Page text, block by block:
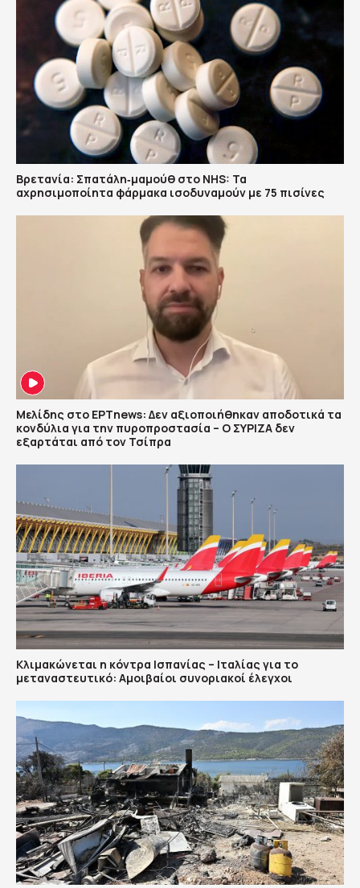
Βρετανία: Σπατάλη‑μαμούθ στο NHS: Τα
αχρησιμοποίητα φάρμακα ισοδυναμούν με 75 πισίνες
Μελίδης στο ΕΡΤnews: Δεν αξιοποιήθηκαν αποδοτικά τα
κονδύλια για την πυροπροστασία – Ο ΣΥΡΙΖΑ δεν
εξαρτάται από τον Τσίπρα
Κλιμακώνεται η κόντρα Ισπανίας – Ιταλίας για το
μεταναστευτικό: Αμοιβαίοι συνοριακοί έλεγχοι